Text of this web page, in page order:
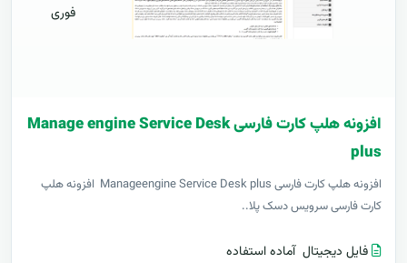
فوری
افزونه هلپ کارت فارسی Manage engine Service Desk
plus
افزونه هلپ کارت فارسی Manageengine Service Desk plus افزونه هلپ
کارت فارسی سرویس دسک پلا..
فایل دیجیتال آماده استفاده